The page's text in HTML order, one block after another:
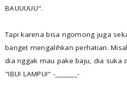
BAUUUUU".
Tapi karena bisa ngomong juga
banget mengalihkan perhatian.
dia nggak mau pake baju, dia suka
"IBU! LAMPU!" -_______-